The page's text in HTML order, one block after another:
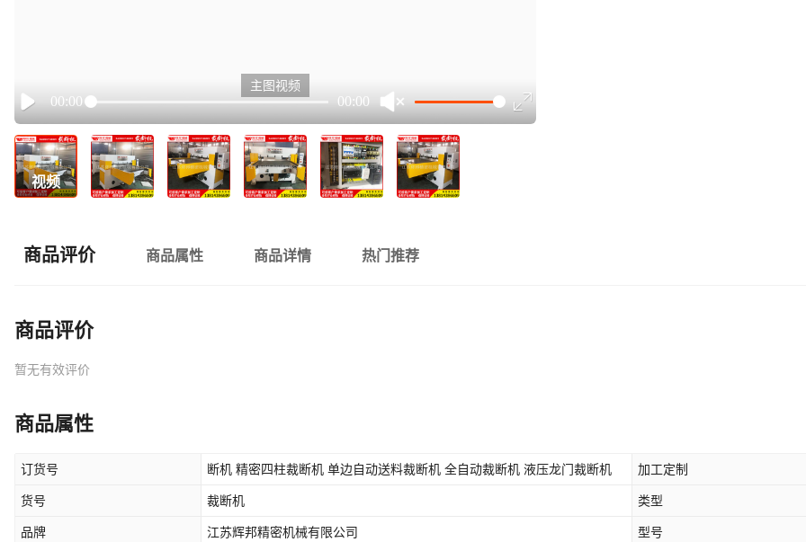
Play
00:00 00:00
主图视频
视频
商品评价 商品属性 商品详情 热门推荐
商品评价
暂无有效评价
商品属性
订货号 断机 精密四柱裁断机 单边自动送料裁断机 全自动裁断机 液压龙门裁断机 加工定制
货号 裁断机 类型
品牌 江苏辉邦精密机械有限公司 型号